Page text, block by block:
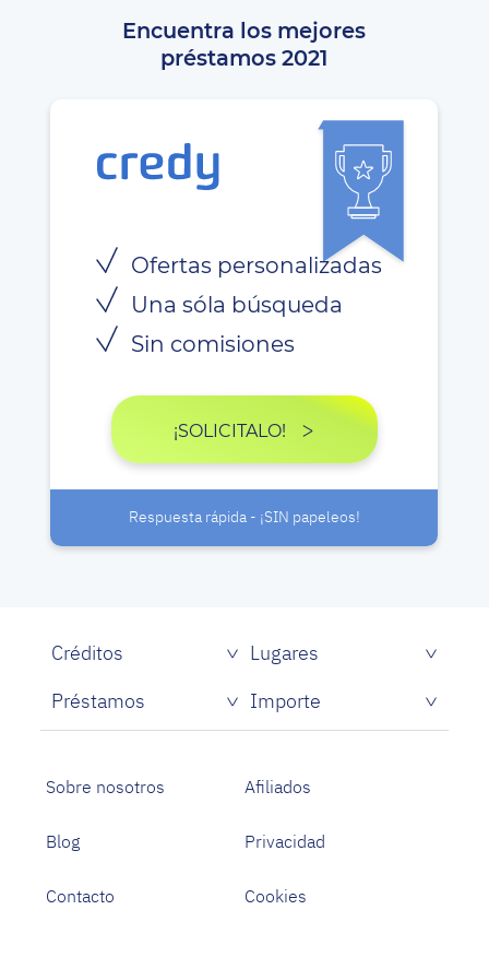
Encuentra los mejores
préstamos 2021
Ofertas personalizadas
Una sóla búsqueda
Sin comisiones
¡SOLICITALO!
Respuesta rápida - ¡SIN papeleos!
Créditos
Lugares
Préstamos
Importe
Sobre nosotros Afiliados
Blog Privacidad
Contacto Cookies